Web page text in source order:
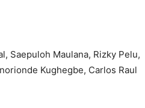
Saepuloh Maulana, Rizky Pelu,
Kughegbe, Carlos Raul